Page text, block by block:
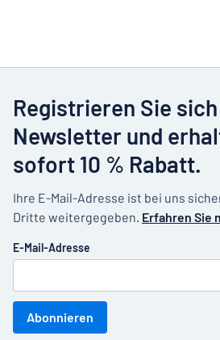
Registrieren Sie
Newsletter und
sofort 10 % Rabatt.
Ihre E-Mail-Adresse ist bei uns
Dritte weitergegeben. Erfahren Sie
E-Mail-Adresse
Abonnieren